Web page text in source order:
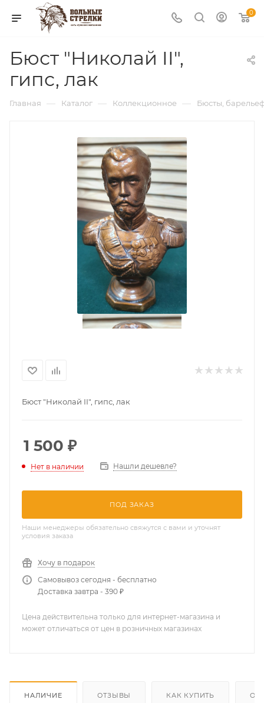
0
Бюст "Николай II",
гипс, лак
Главная — Каталог — Коллекционное — Бюсты,
Бюст "Николай II", гипс, лак
1 500 ₽
Нет в наличии Нашли дешевле?
ПОД ЗАКАЗ
Наши менеджеры обязательно свяжутся с вами и уточнят
условия заказа
Хочу в подарок
Самовывоз сегодня - бесплатно
Доставка завтра - 390 ₽
Цена действительна только для интернет-магазина и
может отличаться от цен в розничных магазинах
НАЛИЧИЕ ОТЗЫВЫ КАК КУПИТЬ